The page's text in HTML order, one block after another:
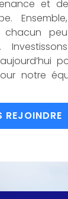
et
notre
REJOINDRE